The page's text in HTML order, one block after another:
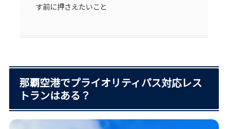
す前に押さえたいこと
那覇空港でプライオリティパス対応レス
トランはある？